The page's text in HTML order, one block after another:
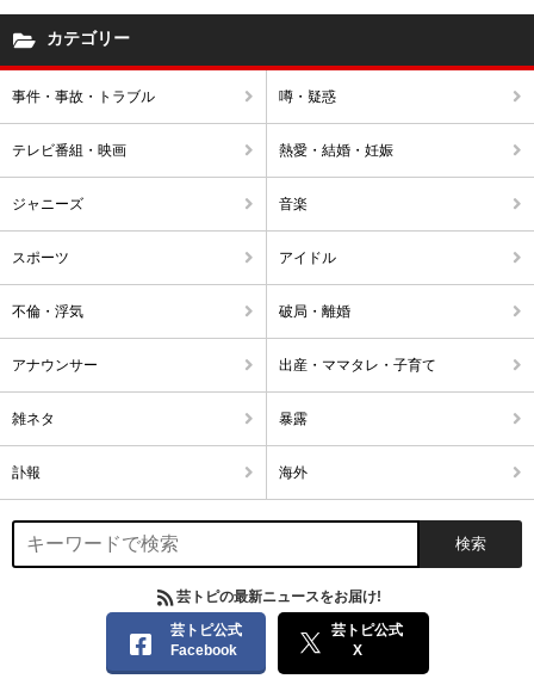
カテゴリー
事件・事故・トラブル 噂・疑惑
テレビ番組・映画 熱愛・結婚・妊娠
ジャニーズ 音楽
スポーツ アイドル
不倫・浮気 破局・離婚
アナウンサー 出産・ママタレ・子育て
雑ネタ 暴露
訃報 海外
芸トピの最新ニュースをお届け!
芸トピ公式
Facebook
芸トピ公式
X